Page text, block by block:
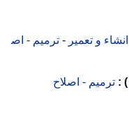
انشاء و تعمير - ترميم - اص
) : ترميم - اصلاح